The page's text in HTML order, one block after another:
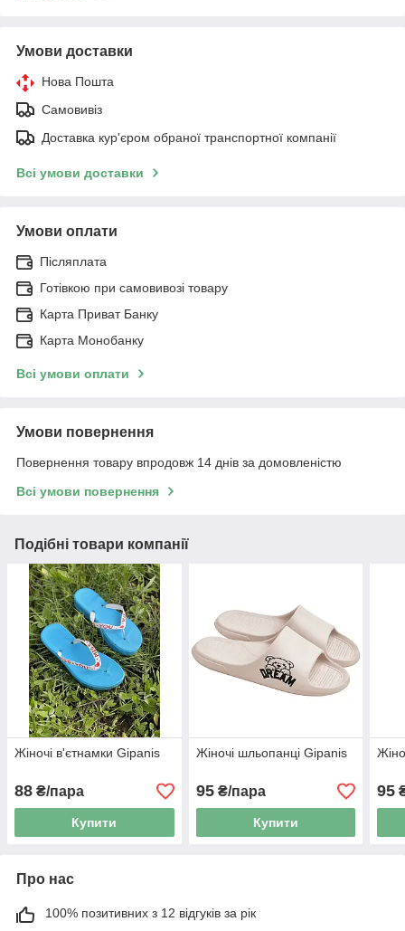
Умови доставки
Нова Пошта
Самовивіз
Доставка кур'єром обраної транспортної компанії
Всі умови доставки
Умови оплати
Післяплата
Готівкою при самовивозі товару
Карта Приват Банку
Карта Монобанку
Всі умови оплати
Умови повернення
Повернення товару впродовж 14 днів за домовленістю
Всі умови повернення
Подібні товари компанії
Жіночі в'єтнамки Gipanis
88 ₴/пара
Купити
Жіночі шльопанці Gipanis
95₴/пара
Купити
95
Про нас
100% позитивних з 12 відгуків за рік